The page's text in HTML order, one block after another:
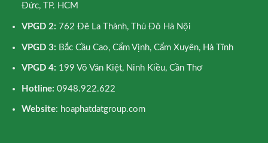
Đức, TP. HCM
VPGD 2: 762 Đê La Thành, Thủ Đô Hà Nội
VPGD 3: Bắc Cầu Cao, Cẩm Vịnh, Cẩm Xuyên, Hà Tĩnh
VPGD 4: 199 Võ Văn Kiệt, Ninh Kiều, Cần Thơ
Hotline: 0948.922.622
Website: hoaphatdatgroup.com